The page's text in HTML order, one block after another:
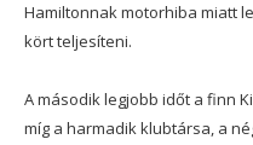
Hamiltonnak motorhiba miatt
kört teljesíteni.
A második legjobb időt a finn
míg a harmadik klubtársa, a